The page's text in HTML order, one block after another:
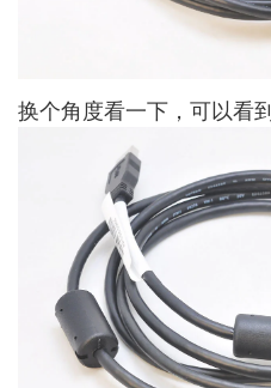
换个角度看一下，可以看